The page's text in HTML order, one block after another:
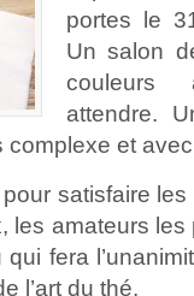
portes le
Un salon
couleurs
attendre.
et
satisfaire
les amateurs
fera
l’art du thé.